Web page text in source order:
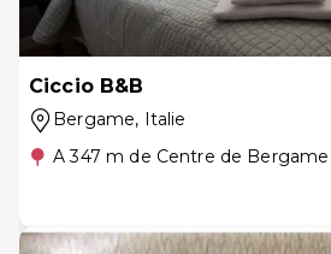
Ciccio B&B
Bergame, Italie
A 347 m de Centre de Bergame